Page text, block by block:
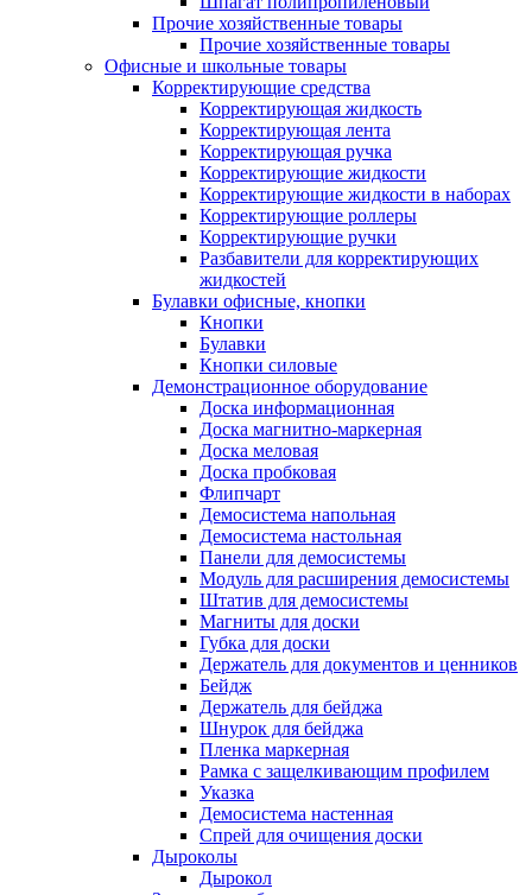
Прочие хозяйственные товары
Прочие хозяйственные товары
Офисные и школьные товары
Корректирующие средства
Корректирующая жидкость
Корректирующая лента
Корректирующая ручка
Корректирующие жидкости
Корректирующие жидкости в наборах
Корректирующие роллеры
Корректирующие ручки
Разбавители для корректирующих
жидкостей
Булавки офисные, кнопки
Кнопки
Булавки
Кнопки силовые
Демонстрационное оборудование
Доска информационная
Доска магнитно-маркерная
Доска меловая
Доска пробковая
Флипчарт
Демосистема напольная
Демосистема настольная
Панели для демосистемы
Модуль для расширения демосистемы
Штатив для демосистемы
Магниты для доски
Губка для доски
Держатель для документов и ценников
Бейдж
Держатель для бейджа
Шнурок для бейджа
Пленка маркерная
Рамка с защелкивающим профилем
Указка
Демосистема настенная
Спрей для очищения доски
Дыроколы
Дырокол